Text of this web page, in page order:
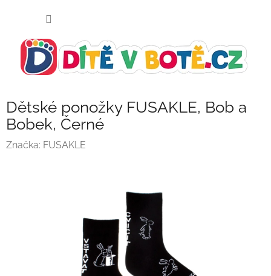
Dětské ponožky FUSAKLE, Bob a
Bobek, Černé
Značka: FUSAKLE